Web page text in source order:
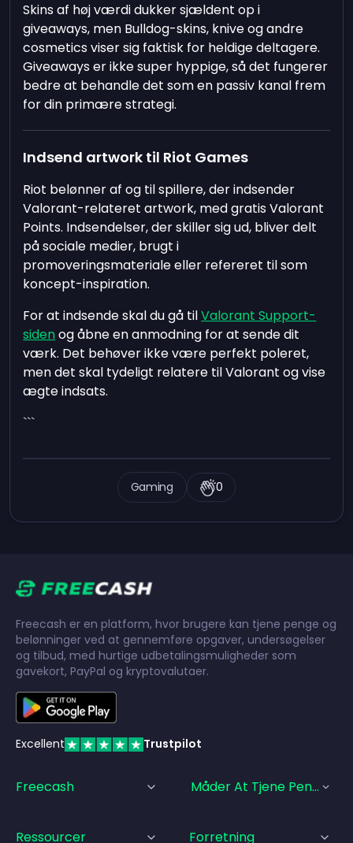
Skins af høj værdi dukker sjældent op i
giveaways, men Bulldog-skins, knive og andre
cosmetics viser sig faktisk for heldige deltagere.
Giveaways er ikke super hyppige, så det fungerer
bedre at behandle det som en passiv kanal frem
for din primære strategi.
Indsend artwork til Riot Games
Riot belønner af og til spillere, der indsender
Valorant-relateret artwork, med gratis Valorant
Points. Indsendelser, der skiller sig ud, bliver delt
på sociale medier, brugt i
promoveringsmateriale eller refereret til som
koncept-inspiration.
For at indsende skal du gå tilValorant Support-
sidenog åbne en anmodning for at sende dit
værk. Det behøver ikke være perfekt poleret,
men det skal tydeligt relatere til Valorant og vise
ægte indsats.
```
Gaming 0
Freecash er en platform, hvor brugere kan tjene penge og
belønninger ved at gennemføre opgaver, undersøgelser
og tilbud, med hurtige udbetalingsmuligheder som
gavekort, PayPal og kryptovalutaer.
Excellent Trustpilot
Freecash Måder At Tjene Penge På
Ressourcer Forretning